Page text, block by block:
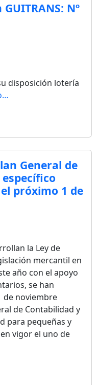
Nº
disposición lotería
General de
próximo 1 de
la Ley de
mercantil en
año con el apoyo
se han
de noviembre
de Contabilidad y
para pequeñas y
vigor el uno de